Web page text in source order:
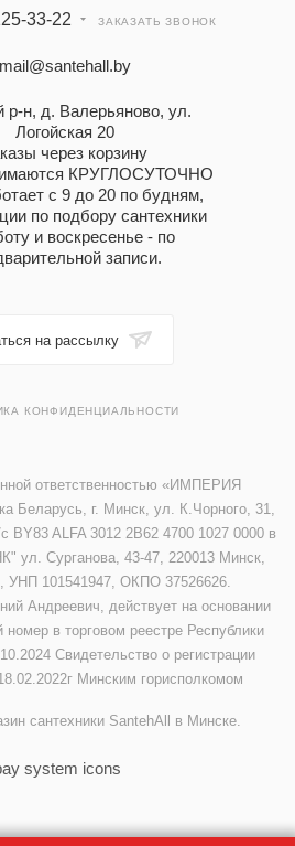
33-22 ЗАКАЗАТЬ ЗВОНОК
mail@santehall.by
р-н, д. Валерьяново, ул.
Логойская 20
через корзину
КРУГЛОСУТОЧНО
с 9 до 20 по будням,
по подбору сантехники
и воскресенье - по
записи.
на рассылку
КОНФИДЕНЦИАЛЬНОСТИ
ответственностью «ИМПЕРИЯ
Беларусь, г. Минск, ул. К.Чорного, 31,
ALFA 3012 2B62 4700 1027 0000 в
ул. Сурганова, 43-47, 220013 Минск,
УНП 101541947, ОКПО 37526626.
Андреевич, действует на основании
номер в торговом реестре Республики
Свидетельство о регистрации
Минским горисполкомом
сантехники SantehAll в Минске.